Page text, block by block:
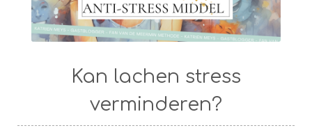
Kan lachen stress
verminderen?